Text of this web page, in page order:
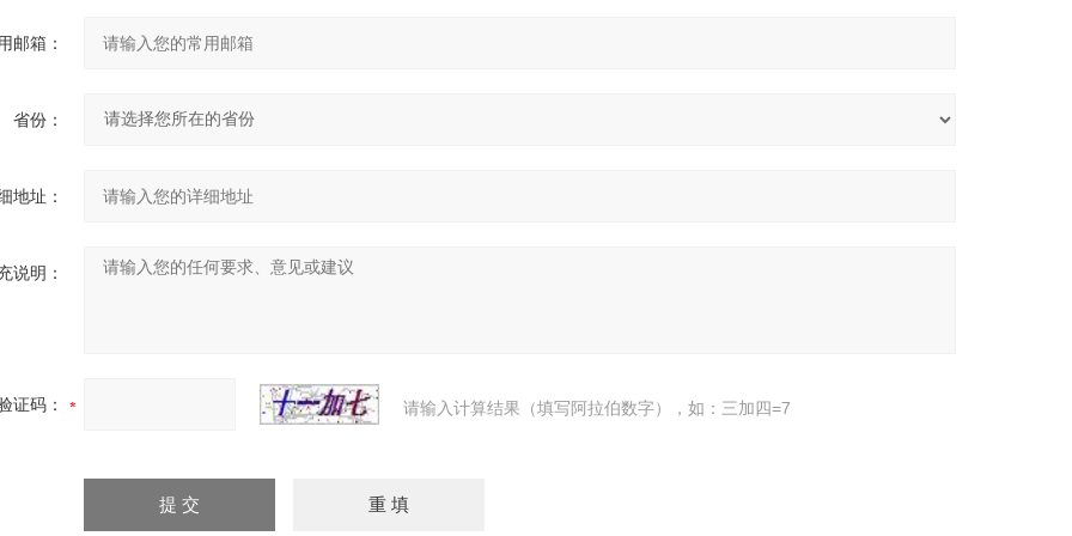
邮箱：
省份：
地址：
说明：
证码： 请输入计算结果（填写阿拉伯数字），如：三加四=7